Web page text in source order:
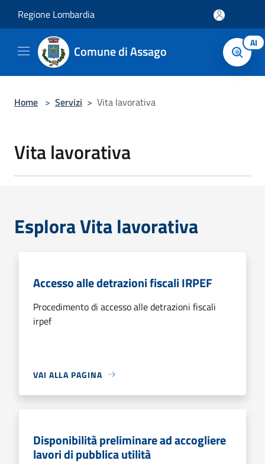
Regione Lombardia
Comune di Assago AI
Home > Servizi > Vita lavorativa
Vita lavorativa
Esplora Vita lavorativa
Accesso alle detrazioni fiscali IRPEF
Procedimento di accesso alle detrazioni fiscali
irpef
VAI ALLA PAGINA
Disponibilità preliminare ad accogliere
lavori di pubblica utilità